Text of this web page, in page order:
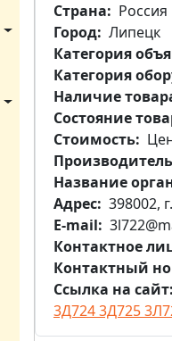
Страна
Россия
Город Липецк
Категория
Категория
Наличие
Состояние
Стоимость
Производитель
Название
Aдрес 398002,
E-mail
Контактное
Контактный
Ссылка на сайт
3Д724 3Д725